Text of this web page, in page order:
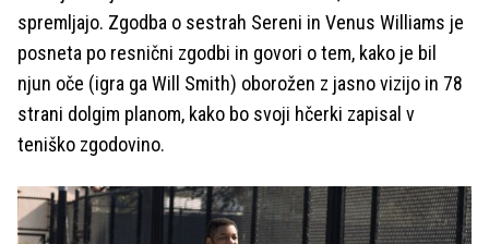
spremljajo. Zgodba o sestrah Sereni in Venus Williams je
posneta po resnični zgodbi in govori o tem, kako je bil
njun oče (igra ga Will Smith) oborožen z jasno vizijo in 78
strani dolgim planom, kako bo svoji hčerki zapisal v
teniško zgodovino.